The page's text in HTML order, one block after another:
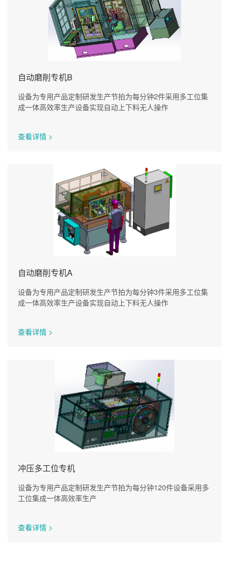
自动磨削专机B
设备为专用产品定制研发生产节拍为每分钟2件采用多工位集
成一体高效率生产设备实现自动上下料无人操作
查看详情 >
自动磨削专机A
设备为专用产品定制研发生产节拍为每分钟3件采用多工位集
成一体高效率生产设备实现自动上下料无人操作
查看详情 >
冲压多工位专机
设备为专用产品定制研发生产节拍为每分钟120件设备采用多
工位集成一体高效率生产
查看详情 >